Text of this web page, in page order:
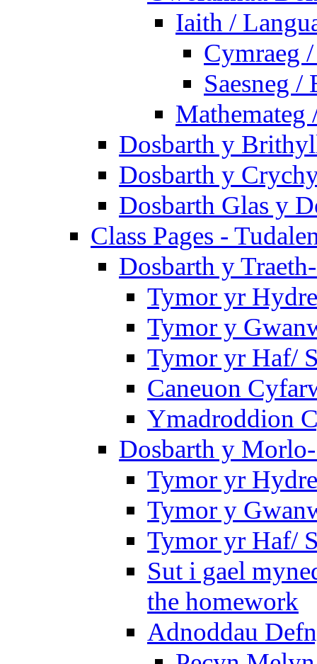
Iaith /
Cymraeg
Saesneg /
Mathemateg
Dosbarth y
Dosbarth y
Dosbarth Glas y
Class Pages -
Dosbarth y
Tymor yr
Tymor y
Tymor yr Haf/
Caneuon
Ymadroddion
Dosbarth y
Tymor yr
Tymor y
Tymor yr Haf/
Sut i gael
the homework
Adnoddau